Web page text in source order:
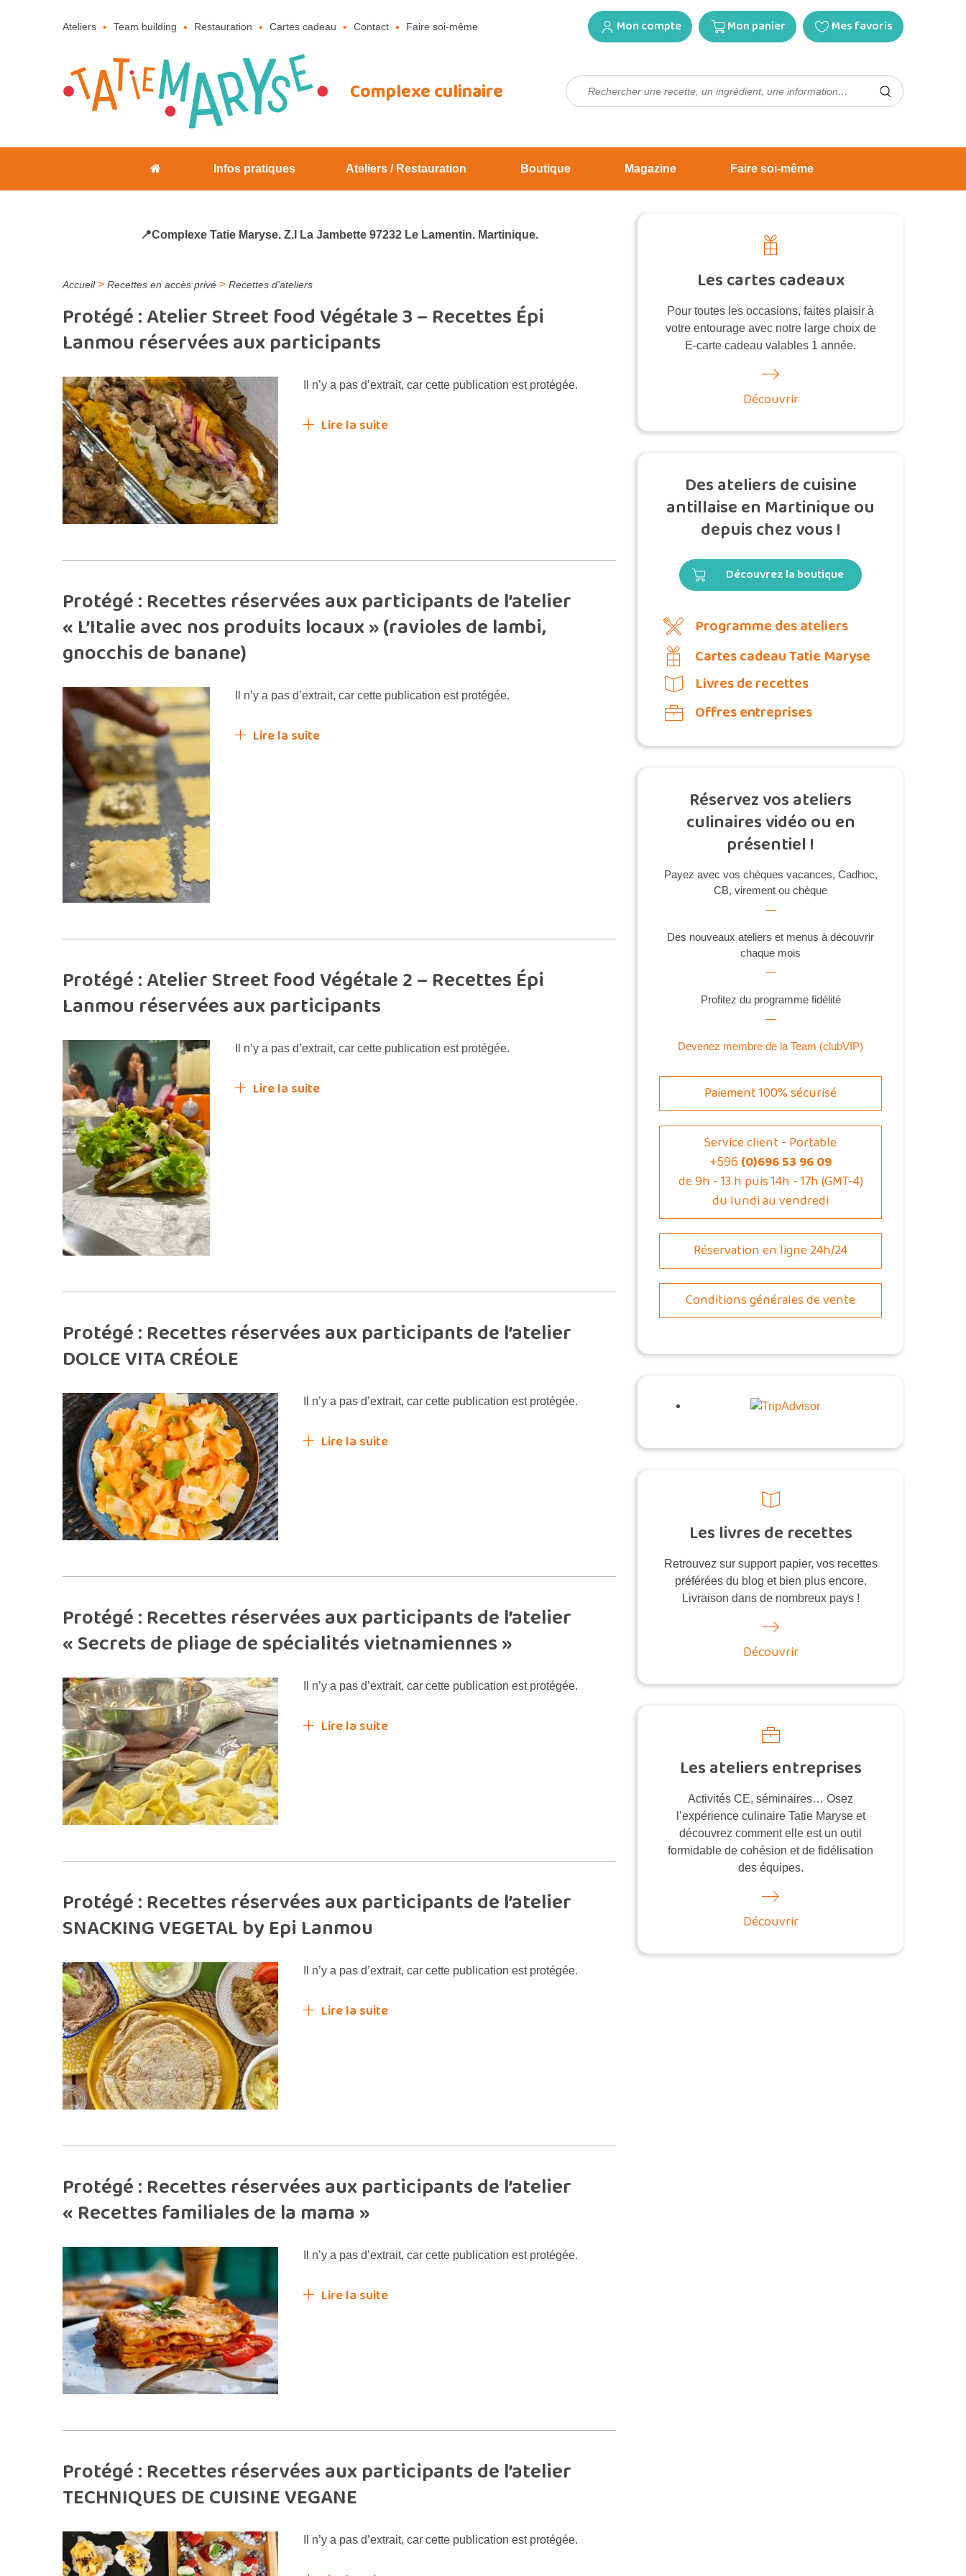
Ateliers Team building Restauration Cartes cadeau Contact Faire soi-même Mon compte Mon panier Mes favoris
Complexe culinaire Rechercher :
Infos pratiques Ateliers / Restauration Boutique Magazine Faire soi-même
📍Complexe Tatie Maryse. Z.I La Jambette 97232 Le Lamentin. Martinique.
Accueil> Recettes en accès privé > Recettes d'ateliers
Protégé : Atelier Street food Végétale 3 – Recettes Épi
Lanmou réservées aux participants
Il n’y a pas d’extrait, car cette publication est protégée.
Lire la suite
Protégé : Recettes réservées aux participants de l’atelier
« L’Italie avec nos produits locaux » (ravioles de lambi,
gnocchis de banane)
Il n’y a pas d’extrait, car cette publication est protégée.
Lire la suite
Protégé : Atelier Street food Végétale 2 – Recettes Épi
Lanmou réservées aux participants
Il n’y a pas d’extrait, car cette publication est protégée.
Lire la suite
Protégé : Recettes réservées aux participants de l’atelier
DOLCE VITA CRÉOLE
Il n’y a pas d’extrait, car cette publication est protégée.
Lire la suite
Protégé : Recettes réservées aux participants de l’atelier
« Secrets de pliage de spécialités vietnamiennes »
Il n’y a pas d’extrait, car cette publication est protégée.
Lire la suite
Protégé : Recettes réservées aux participants de l’atelier
SNACKING VEGETAL by Epi Lanmou
Il n’y a pas d’extrait, car cette publication est protégée.
Lire la suite
Protégé : Recettes réservées aux participants de l’atelier
« Recettes familiales de la mama »
Il n’y a pas d’extrait, car cette publication est protégée.
Lire la suite
Protégé : Recettes réservées aux participants de l’atelier
TECHNIQUES DE CUISINE VEGANE
Il n’y a pas d’extrait, car cette publication est protégée.
Les cartes cadeaux
Pour toutes les occasions, faites plaisir à
votre entourage avec notre large choix de
E-carte cadeau valables 1 année.
Découvrir
Des ateliers de cuisine
antillaise en Martinique ou
depuis chez vous !
Découvrez la boutique
Programme des ateliers
Cartes cadeau Tatie Maryse
Livres de recettes
Offres entreprises
Réservez vos ateliers
culinaires vidéo ou en
présentiel !
Payez avec vos chèques vacances, Cadhoc,
CB, virement ou chèque
Des nouveaux ateliers et menus à découvrir
chaque mois
Profitez du programme fidélité
Devenez membre de la Team (clubVIP)
Paiement 100% sécurisé
Service client - Portable
+596(0)696 53 96 09
de 9h - 13 h puis 14h - 17h (GMT-4)
du lundi au vendredi
Réservation en ligne 24h/24
Conditions générales de vente
Les livres de recettes
Retrouvez sur support papier, vos recettes
préférées du blog et bien plus encore.
Livraison dans de nombreux pays !
Découvrir
Les ateliers entreprises
Activités CE, séminaires… Osez
l’expérience culinaire Tatie Maryse et
découvrez comment elle est un outil
formidable de cohésion et de fidélisation
des équipes.
Découvrir